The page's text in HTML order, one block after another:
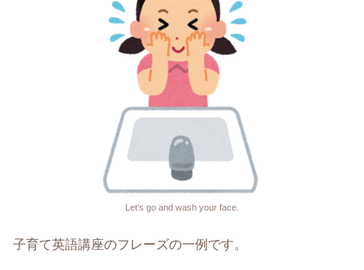
Let’s go and wash your face.
子育て英語講座のフレーズの一例です。